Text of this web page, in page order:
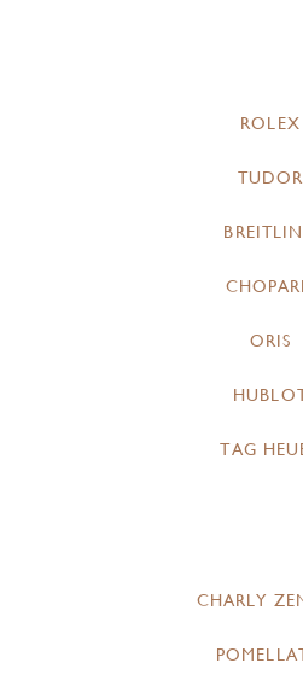
ROLEX
TUDOR
ORIS
TAG
CHARLY